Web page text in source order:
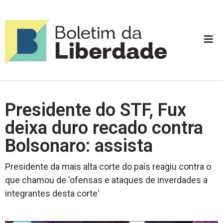
Presidente do STF, Fux
deixa duro recado contra
Bolsonaro: assista
Presidente da mais alta corte do país reagiu contra o
que chamou de 'ofensas e ataques de inverdades a
integrantes desta corte'